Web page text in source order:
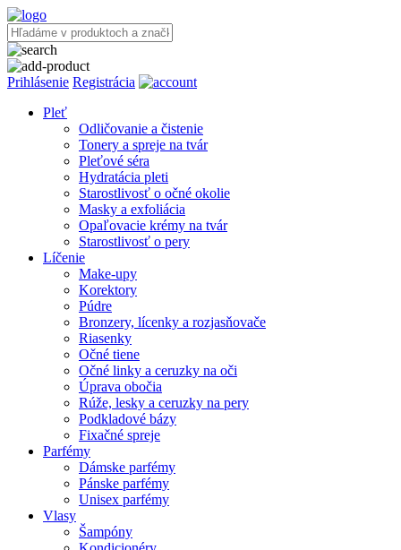
Prihlásenie Registrácia
Pleť
Odličovanie a čistenie
Tonery a spreje na tvár
Pleťové séra
Hydratácia pleti
Starostlivosť o očné okolie
Masky a exfoliácia
Opaľovacie krémy na tvár
Starostlivosť o pery
Líčenie
Make-upy
Korektory
Púdre
Bronzery, lícenky a rozjasňovače
Riasenky
Očné tiene
Očné linky a ceruzky na oči
Úprava obočia
Rúže, lesky a ceruzky na pery
Podkladové bázy
Fixačné spreje
Parfémy
Dámske parfémy
Pánske parfémy
Unisex parfémy
Vlasy
Šampóny